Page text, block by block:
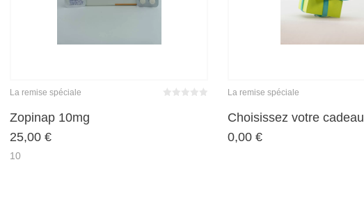
La remise spéciale
Zopinap 10mg
25,00 €
10
La remise spéciale
Choisissez votre cadeau
0,00 €